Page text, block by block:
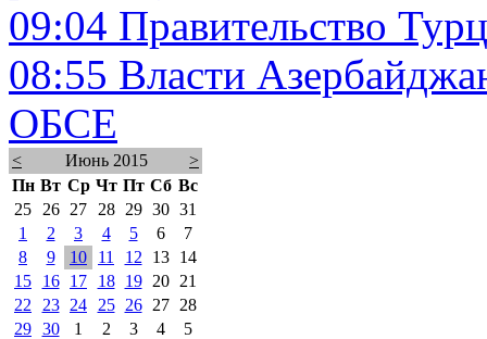
09:04 Правительство
08:55 Власти
ОБСЕ
< Июнь 2015
>
Пн Вт Ср Чт Пт Сб Вс
25
26 27 28 29 30 31
1
2 3 4 5 6
7
8
9 10 11 12 13
14
15
16 17 18 19 20
21
22
23 24 25 26 27
28
29 30 1 2 3 4 5